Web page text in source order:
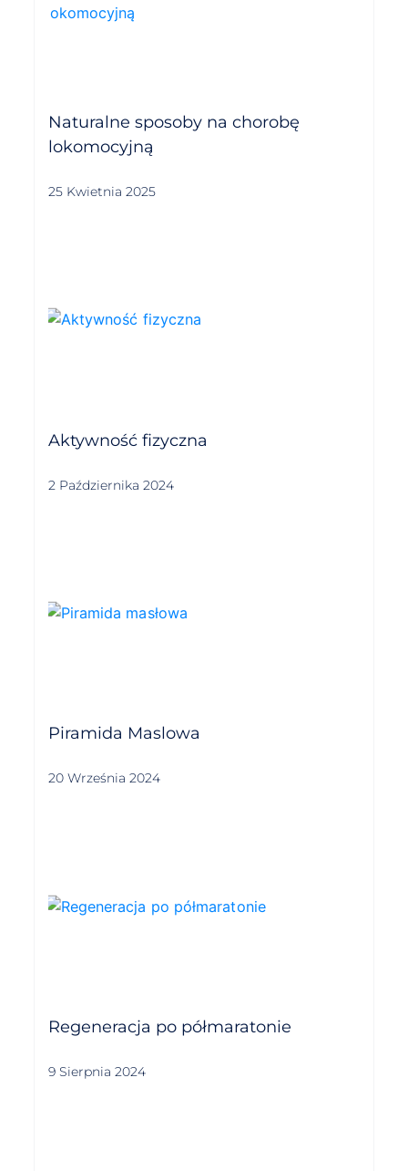
Naturalne sposoby na chorobę
lokomocyjną
25 Kwietnia 2025
Aktywność fizyczna
2 Października 2024
Piramida Maslowa
20 Września 2024
Regeneracja po półmaratonie
9 Sierpnia 2024